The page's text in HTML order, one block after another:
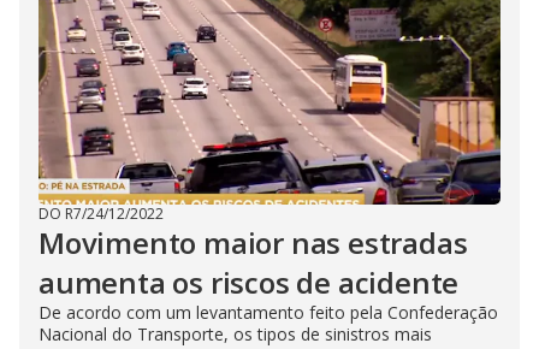
DO R7/24/12/2022
Movimento maior nas estradas
aumenta os riscos de acidente
De acordo com um levantamento feito pela Confederação
Nacional do Transporte, os tipos de sinistros mais